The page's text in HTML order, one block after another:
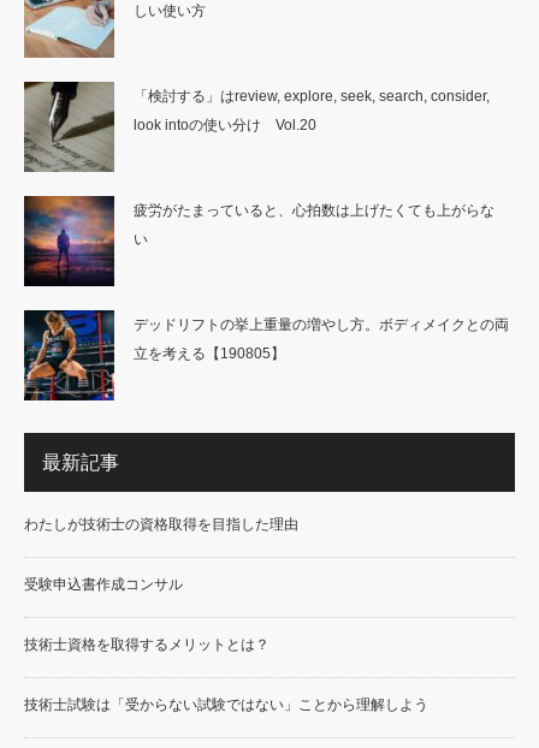
しい使い方
「検討する」はreview, explore, seek, search, consider,
look intoの使い分け Vol.20
疲労がたまっていると、心拍数は上げたくても上がらな
い
デッドリフトの挙上重量の増やし方。ボディメイクとの両
立を考える【190805】
最新記事
わたしが技術士の資格取得を目指した理由
受験申込書作成コンサル
技術士資格を取得するメリットとは？
技術士試験は「受からない試験ではない」ことから理解しよう